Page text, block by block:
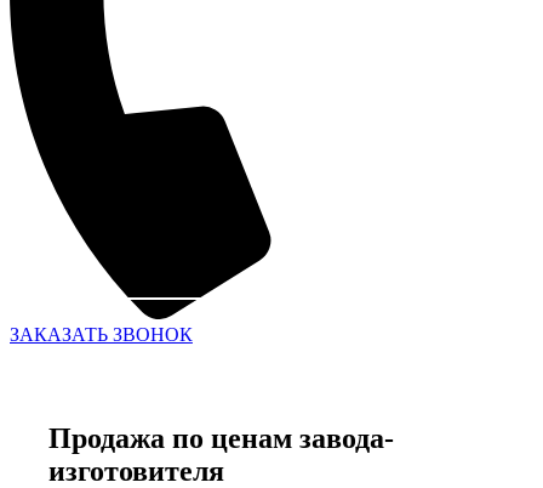
ЗАКАЗАТЬ ЗВОНОК
Продажа по ценам завода-
изготовителя